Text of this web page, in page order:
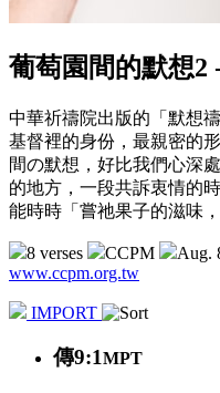
葡萄園間的默想2
中華祈禱院出版的「默想
基督裡的身份，最親密的
間の默想，好比我們心深
的地方，一段共訴衷情的
能時時「嘗祂果子的滋味
8 verses CCPM Aug.
www.ccpm.org.tw
IMPORT
傳9:1MPT